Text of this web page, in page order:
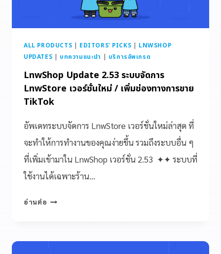
ALL PRODUCTS | EDITORS' PICKS | LNWSHOP
UPDATES | บทความแนะนำ | บริการอัพเกรด
LnwShop Update 2.53 ระบบจัดการ
LnwStore เวอร์ชั่นใหม่ / เพิ่มช่องทางการขาย
TikTok
อัพเดทระบบจัดการ LnwStore เวอร์ชั่นใหม่ล่าสุด ที่
จะทำให้การทำงานของคุณง่ายขึ้น รวมถึงระบบอื่น ๆ
ที่เพิ่มเข้ามาใน LnwShop เวอร์ชั่น 2.53 ✦✦ ระบบที่
ใช้งานได้เฉพาะร้าน…
อ่านต่อ